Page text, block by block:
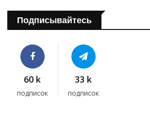
Подписывайтесь
60 k
подписок
33 k
подписок